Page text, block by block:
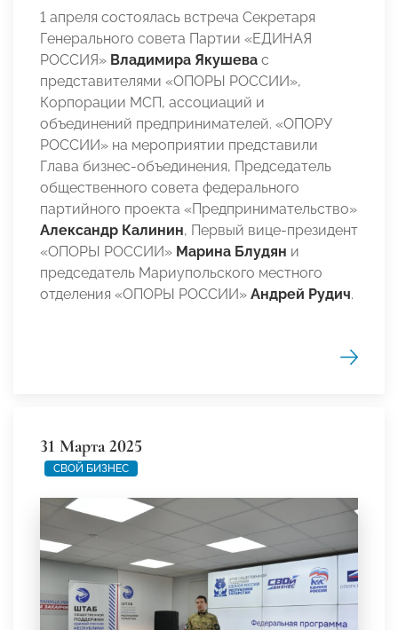
1 апреля состоялась встреча Секретаря
Генерального совета Партии «ЕДИНАЯ
РОССИЯ» Владимира Якушева с
представителями «ОПОРЫ РОССИИ»,
Корпорации МСП, ассоциаций и
объединений предпринимателей. «ОПОРУ
РОССИИ» на мероприятии представили
Глава бизнес-объединения, Председатель
общественного совета федерального
партийного проекта «Предпринимательство»
Александр Калинин, Первый вице-президент
«ОПОРЫ РОССИИ» Марина Блудян и
председатель Мариупольского местного
отделения «ОПОРЫ РОССИИ» Андрей Рудич.
31 Марта 2025
СВОЙ БИЗНЕС